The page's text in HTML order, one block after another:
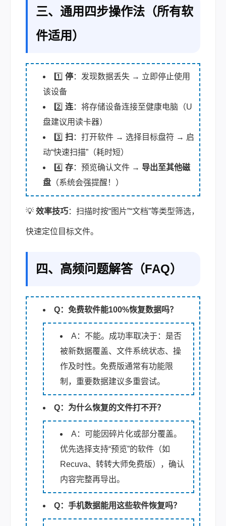
三、通用四步操作法（所有软
件适用）
1️⃣ 停：发现数据丢失 → 立即停止使用
该设备
2️⃣ 连：将存储设备连接至健康电脑（U
盘建议用读卡器）
3️⃣ 扫 ：打开软件 → 选择目标盘符 → 启
动“快速扫描”（耗时短）
4️⃣ 存：预览确认文件 → 导出至其他磁
盘 （系统会强提醒！）
💡 效率技巧：扫描时按“图片”“文档”等类型筛选，
快速定位目标文件。
四、高频问题解答（FAQ）
Q：免费软件能100%恢复数据吗？
A：不能。成功率取决于：是否
被新数据覆盖、文件系统状态、操
作及时性。免费版通常有功能限
制，重要数据建议多重尝试。
Q：为什么恢复的文件打不开？
A：可能因碎片化或部分覆盖。
优先选择支持“预览”的软件（如
Recuva、转转大师免费版），确认
内容完整再导出。
Q：手机数据能用这些软件恢复吗？